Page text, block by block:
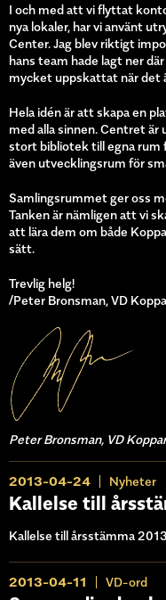
I och med att vi flyttat
nya lokaler, har vi använt
Center. Jag blev riktigt
hans team hade lagt ner
mycket uppskattat när det
Hela idén är att skapa en
med alla sinnen. Centret
stort bibliotek till egna rum
även utvecklingsrum för
Samlingsrummet ger oss
Tanken är nämligen att vi
att lära dem om både
sätt.
Trevlig helg!
/Peter Bronsman, VD
Peter Bronsman, VD
2013-04-24 Nyheter
Kallelse till
Kallelse till årsstämma 2013
2013-04-11 VD-ord